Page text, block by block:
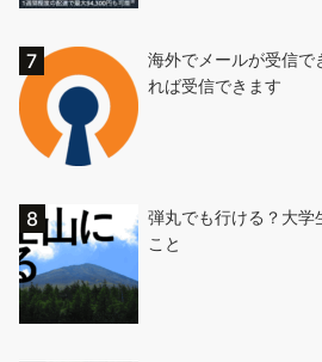
海外でメールが受信
れば受信できます
弾丸でも行ける？大学
こと